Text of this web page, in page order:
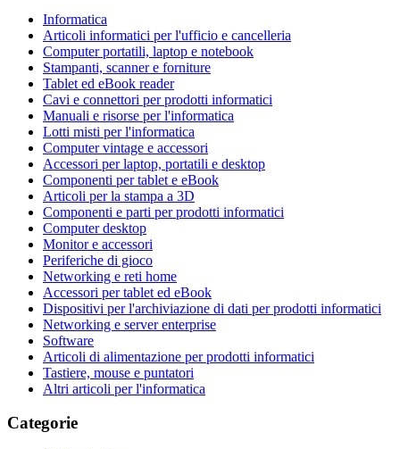
Informatica
Articoli informatici per l'ufficio e cancelleria
Computer portatili, laptop e notebook
Stampanti, scanner e forniture
Tablet ed eBook reader
Cavi e connettori per prodotti informatici
Manuali e risorse per l'informatica
Lotti misti per l'informatica
Computer vintage e accessori
Accessori per laptop, portatili e desktop
Componenti per tablet e eBook
Articoli per la stampa a 3D
Componenti e parti per prodotti informatici
Computer desktop
Monitor e accessori
Periferiche di gioco
Networking e reti home
Accessori per tablet ed eBook
Dispositivi per l'archiviazione di dati per prodotti informatici
Networking e server enterprise
Software
Articoli di alimentazione per prodotti informatici
Tastiere, mouse e puntatori
Altri articoli per l'informatica
Categorie